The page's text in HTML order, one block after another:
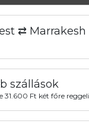
⇄ Marrakesh
szállások
31.600 Ft két főre